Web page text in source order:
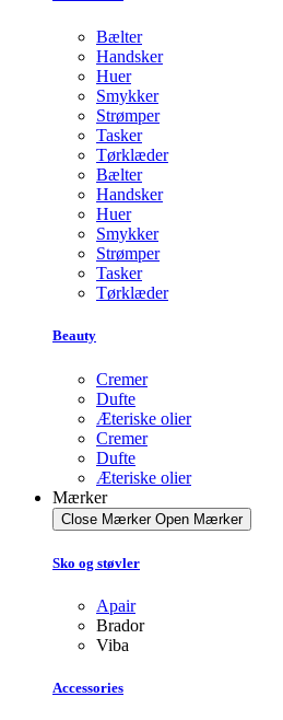
Bælter
Handsker
Huer
Smykker
Strømper
Tasker
Tørklæder
Bælter
Handsker
Huer
Smykker
Strømper
Tasker
Tørklæder
Beauty
Cremer
Dufte
Æteriske olier
Cremer
Dufte
Æteriske olier
Mærker
Close Mærker Open Mærker
Sko og støvler
Apair
Brador
Viba
Accessories